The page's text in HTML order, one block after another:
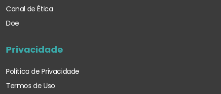
Canal de Ética
Doe
Privacidade
Política de Privacidade
Termos de Uso